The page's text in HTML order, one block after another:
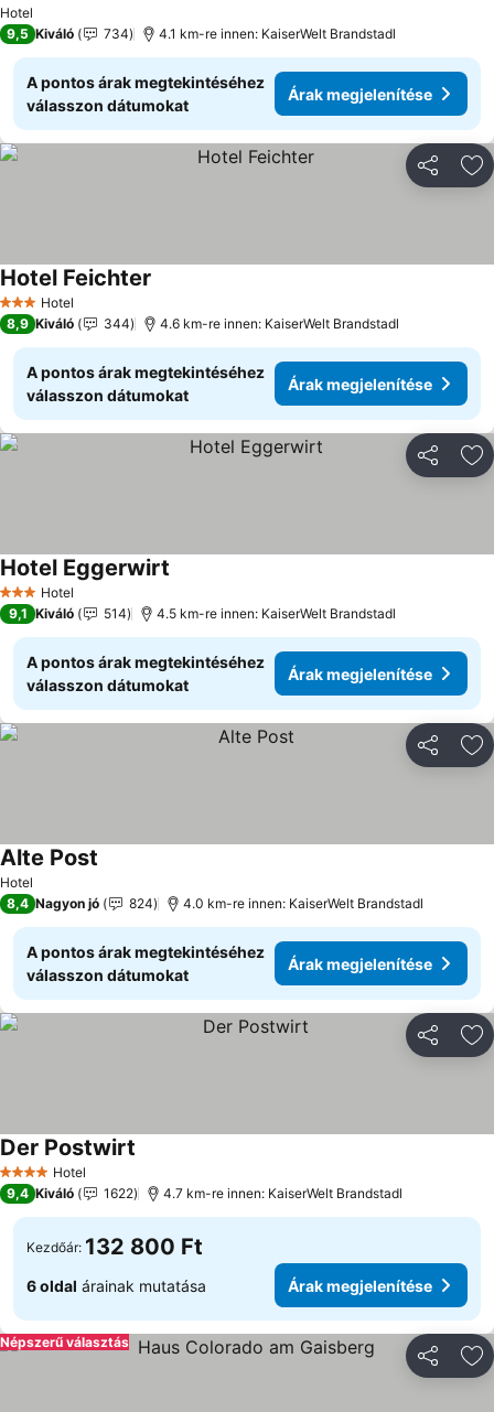
Hotel
9,5 Kiváló 734 4.1 km-re innen: KaiserWelt Brandstadl
A pontos árak megtekintéséhez
válasszon dátumokat
Árak megjelenítése
3 Kategória
Hotel
Hotel Feichter
8,9 Kiváló 344 4.6 km-re innen: KaiserWelt Brandstadl
A pontos árak megtekintéséhez
válasszon dátumokat
Árak megjelenítése
3 Kategória
Hotel
Hotel Eggerwirt
9,1 Kiváló 514 4.5 km-re innen: KaiserWelt Brandstadl
A pontos árak megtekintéséhez
válasszon dátumokat
Árak megjelenítése
Hotel
Alte Post
8,4 Nagyon jó 824 4.0 km-re innen: KaiserWelt Brandstadl
A pontos árak megtekintéséhez
válasszon dátumokat
Árak megjelenítése
4 KategóriaHotel
Der Postwirt
9,4 Kiváló 1622 4.7 km-re innen: KaiserWelt Brandstadl
Kezdőár: 132 800 Ft
6 oldal árainak mutatása Árak megjelenítése
Népszerű választás